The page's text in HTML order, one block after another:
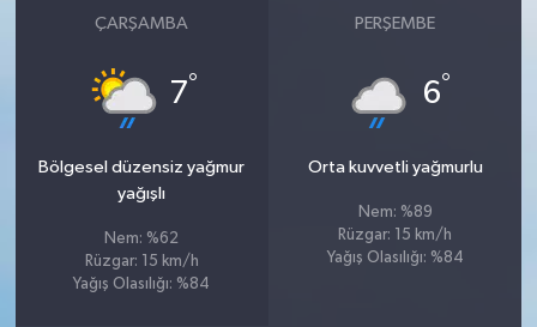
ÇARŞAMBA
7°
Bölgesel düzensiz yağmur
yağışlı
Nem: %62
Rüzgar: 15 km/h
Yağış Olasılığı: %84
PERŞEMBE
6°
Orta kuvvetli yağmurlu
Nem: %89
Rüzgar: 15 km/h
Yağış Olasılığı: %84